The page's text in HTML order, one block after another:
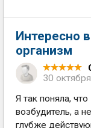
Интересно
организм
30
Я так поняла,
возбудитель, а
глубже